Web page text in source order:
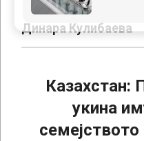
Navigation
MenuДинара Кулибаева
Казахстан:
укина